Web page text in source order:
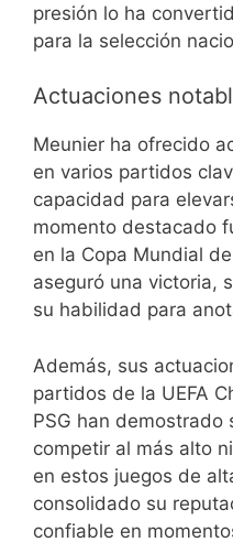
presión lo ha
para la selección
Actuaciones
Meunier ha ofrecido
en varios partidos
capacidad para
momento destacado
en la Copa Mundial
aseguró una victoria,
su habilidad para
Además, sus
partidos de la UEFA
PSG han demostrado
competir al más alto
en estos juegos de
consolidado su
confiable en